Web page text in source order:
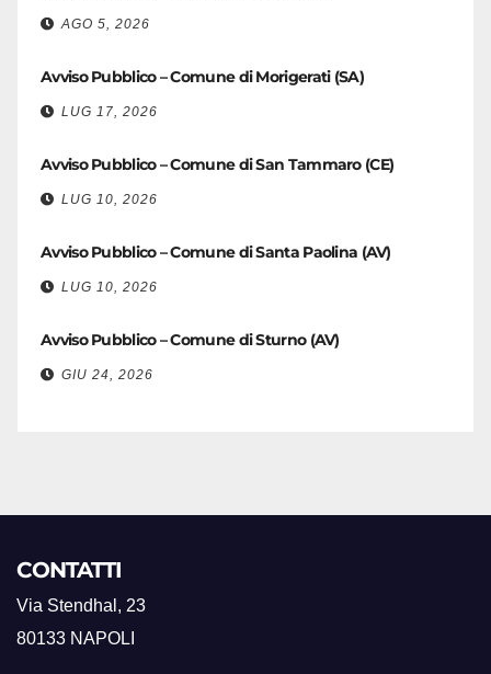
AGO 5, 2026
Avviso Pubblico – Comune di Morigerati (SA)
LUG 17, 2026
Avviso Pubblico – Comune di San Tammaro (CE)
LUG 10, 2026
Avviso Pubblico – Comune di Santa Paolina (AV)
LUG 10, 2026
Avviso Pubblico – Comune di Sturno (AV)
GIU 24, 2026
CONTATTI
Via Stendhal, 23
80133 NAPOLI